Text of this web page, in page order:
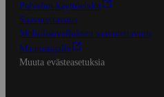
Palvelun käyttöehdot
Saavutettavuus
Mobiilisovelluksen saavutettavuus
Mainostajalle
Muuta evästeasetuksia